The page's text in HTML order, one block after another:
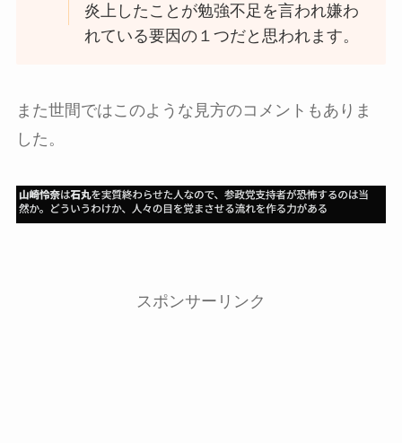
炎上したことが勉強不足を言われ嫌わ
れている要因の１つだと思われます。
また世間ではこのような見方のコメントもありま
した。
スポンサーリンク